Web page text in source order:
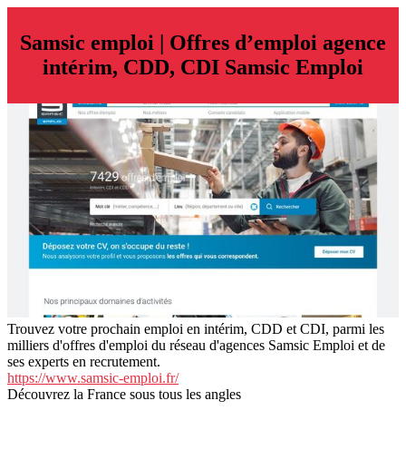
Samsic emploi | Offres d’emploi agence
intérim, CDD, CDI Samsic Emploi
Trouvez votre prochain emploi en intérim, CDD et CDI, parmi les
milliers d'offres d'emploi du réseau d'agences Samsic Emploi et de
ses experts en recrutement.
https://www.samsic-emploi.fr/
Découvrez la France sous tous les angles